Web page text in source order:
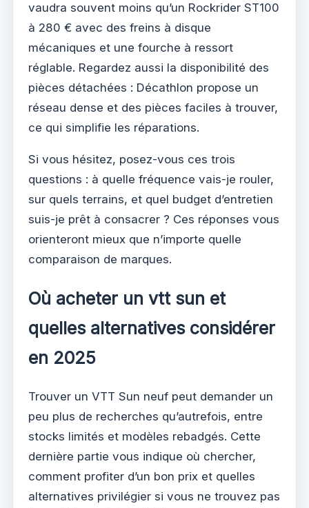
vaudra souvent moins qu’un Rockrider ST100
à 280 € avec des freins à disque
mécaniques et une fourche à ressort
réglable. Regardez aussi la disponibilité des
pièces détachées : Décathlon propose un
réseau dense et des pièces faciles à trouver,
ce qui simplifie les réparations.
Si vous hésitez, posez-vous ces trois
questions : à quelle fréquence vais-je rouler,
sur quels terrains, et quel budget d’entretien
suis-je prêt à consacrer ? Ces réponses vous
orienteront mieux que n’importe quelle
comparaison de marques.
Où acheter un vtt sun et
quelles alternatives considérer
en 2025
Trouver un VTT Sun neuf peut demander un
peu plus de recherches qu’autrefois, entre
stocks limités et modèles rebadgés. Cette
dernière partie vous indique où chercher,
comment profiter d’un bon prix et quelles
alternatives privilégier si vous ne trouvez pas